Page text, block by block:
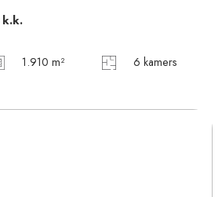
k.k.
1.910 m² 6 kamers